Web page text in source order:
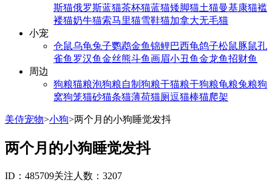
斯猫俄罗斯蓝猫茶杯猫蓝猫矮脚猫土猫曼基康猫褴
褛猫奶牛猫索马里猫雪鞋猫加拿大无毛猫
小宠
仓鼠乌龟兔子鹦鹉金鱼锦鲤巴西龟鸽子松鼠豚鼠孔
雀鱼 罗汉鱼金丝熊斗鱼画眉小丑鱼金龙鱼招财鱼
周边
狗粮猫粮泡狗粮自制狗粮干猫粮干狗粮龟粮兔粮狗
窝狗笼猫砂猫条猫薄荷猫厕逗猫棒猫爬架
美侍宠物>小狗>两个月的小狗睡觉发抖
两个月的小狗睡觉发抖
ID：485709关注人数：3207